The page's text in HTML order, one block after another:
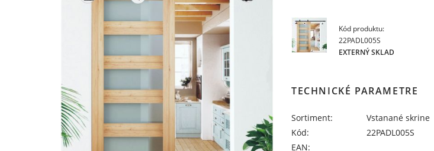
Kód produktu:
22PADL005S
EXTERNÝ SKLAD
TECHNICKÉ PARAMETRE
Sortiment:
Vstanané skrine
Kód:
22PADL005S
EAN: